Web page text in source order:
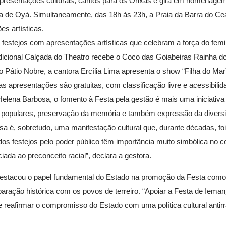
de Oyá. Simultaneamente, das 18h às 23h, a Praia da Barra do
artísticas.
com apresentações artísticas que celebram a força do
Calçada do Theatro recebe o Coco das Goiabeiras Rainha
Nobre, a cantora Ercília Lima apresenta o show “Filha do
apresentações são gratuitas, com classificação livre e
Barbosa, o fomento à Festa pela gestão é mais uma iniciativa
preservação da memória e também expressão da
é, sobretudo, uma manifestação cultural que, durante décadas,
festejos pelo poder público têm importância muito simbólica no
ao preconceito racial”, declara a gestora.
o papel fundamental do Estado na promoção da Festa
histórica com os povos de terreiro. “Apoiar a Festa de
o compromisso do Estado com uma política cultural